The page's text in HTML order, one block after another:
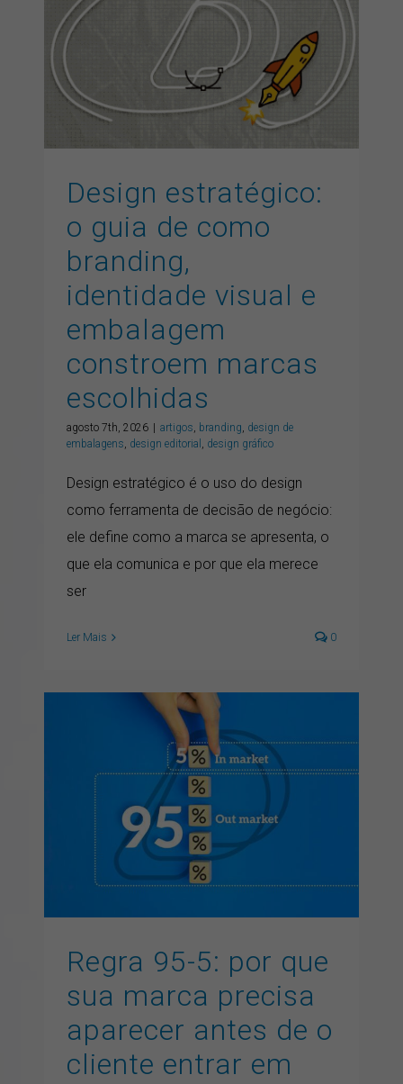
identidade visual e
embalagem constroem
marcas escolhidas
artigos design de embalagens
design
design gráfico
Design estratégico:
o guia de como
branding,
identidade visual e
embalagem
constroem marcas
escolhidas
agosto 7th, 2026 | artigos branding design de
embalagens design editorial design gráfico
Design estratégico é o uso do design
como ferramenta de decisão de negócio:
ele define como a marca se apresenta, o
que ela comunica e por que ela merece
ser
Ler Mais 0
Regra 95-5: por que sua
marca precisa aparecer
antes de o cliente entrar
em decisão
artigos inbound marketing
marketing digital SEO
Regra 95-5: por que
sua marca precisa
aparecer antes de o
cliente entrar em